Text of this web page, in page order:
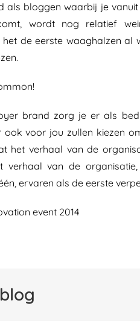
als bloggen waarbij je
wordt nog relatief
de eerste waaghalzen
brand zorg je er als
ook voor jou zullen kiezen
het verhaal van de
verhaal van de
ervaren als de eerste
event 2014